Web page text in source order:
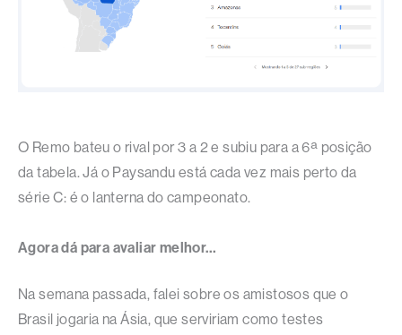
O Remo bateu o rival por 3 a 2 e subiu para a 6ª posição
da tabela. Já o Paysandu está cada vez mais perto da
série C: é o lanterna do campeonato.
Agora dá para avaliar melhor…
Na semana passada, falei sobre os amistosos que o
Brasil jogaria na Ásia, que serviriam como testes